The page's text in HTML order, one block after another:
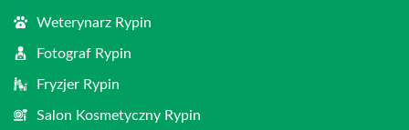
Weterynarz Rypin
Fotograf Rypin
Fryzjer Rypin
Salon Kosmetyczny Rypin